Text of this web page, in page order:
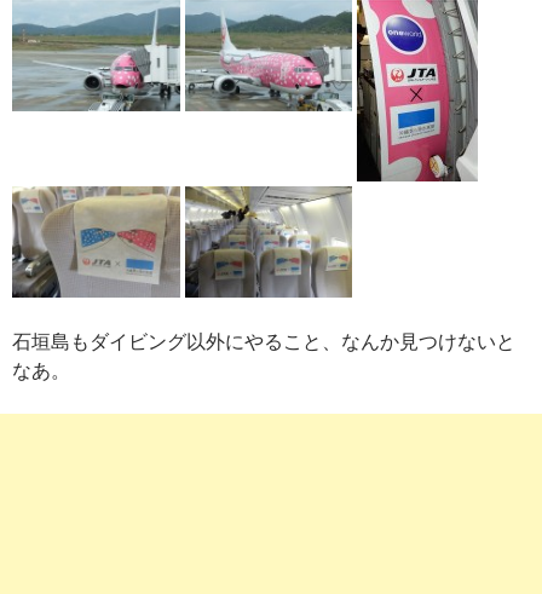
石垣島もダイビング以外にやること、なんか見つけないと
なあ。